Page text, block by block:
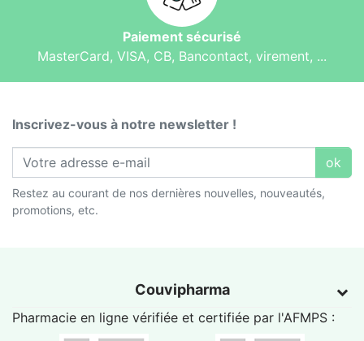
Paiement sécurisé
MasterCard, VISA, CB, Bancontact, virement, ...
Inscrivez-vous à notre newsletter !
ok
Restez au courant de nos dernières nouvelles, nouveautés,
promotions, etc.
Couvipharma
Pharmacie en ligne vérifiée et certifiée par l'AFMPS :